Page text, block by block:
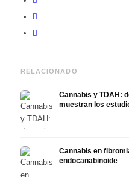
RELACIONADO
Cannabis y TDAH:
muestran los
Cannabis en
endocanabinoide